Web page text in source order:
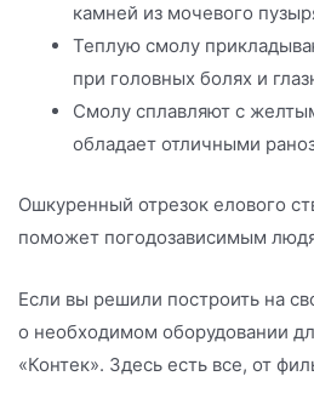
камней из мочевого
Теплую смолу
при головных болях и
Смолу сплавляют с
обладает отличными
Ошкуренный отрезок елового
поможет погодозависимым
Если вы решили построить на
о необходимом оборудовании
«Контек». Здесь есть все, от